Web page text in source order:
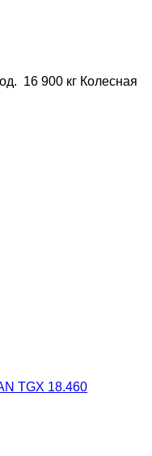
16 900 кг Колесная
TGX 18.460